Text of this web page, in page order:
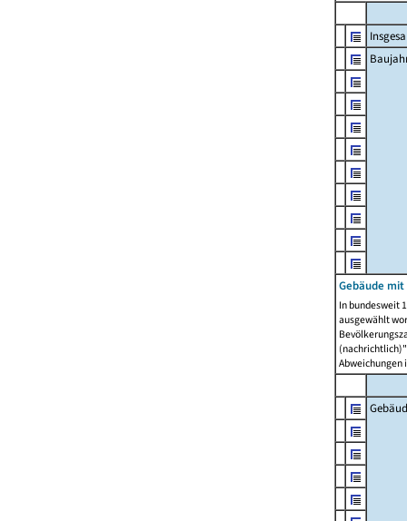
Gebäude mit
In bundesweit
ausgewählt
Abweichungen